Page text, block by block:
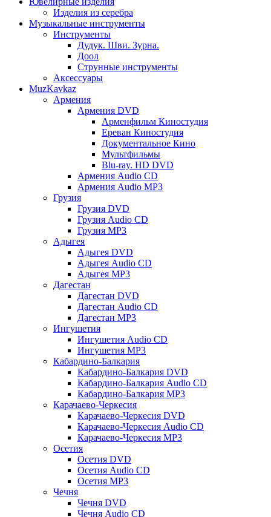
Изделия из серебра
Музыкальные инструменты
Инструменты
Дудук. Шви. Зурна.
Доол
Струнные инструменты
Аксессуары
MuzKavkaz
Армения
Армения DVD
Арменфильм Киностудия
Ереван Киностудия
Документальное Кино
Мультфильмы
Blu-ray. HD DVD
Армения Audio CD
Армения Audio MP3
Грузия
Грузия DVD
Грузия Audio CD
Грузия MP3
Адыгея
Адыгея DVD
Адыгея Audio CD
Адыгея MP3
Дагестан
Дагестан DVD
Дагестан Audio CD
Дагестан MP3
Ингушетия
Ингушетия Audio CD
Ингушетия MP3
Кабардино-Балкария
Кабардино-Балкария DVD
Кабардино-Балкария Audio CD
Кабардино-Балкария MP3
Карачаево-Черкесия
Карачаево-Черкесия DVD
Карачаево-Черкесия Audio CD
Карачаево-Черкесия MP3
Осетия
Осетия DVD
Осетия Audio CD
Осетия MP3
Чечня
Чечня DVD
Чечня Audio CD